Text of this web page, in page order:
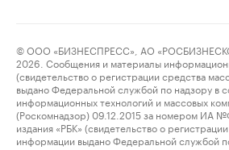
© ООО «БИЗНЕСПРЕСС», АО
2026. Сообщения и материалы
(свидетельство о регистрации средства
выдано Федеральной службой по надзору в
информационных технологий и массовых
(Роскомнадзор) 09.12.2015 за номером ИА
издания «РБК» (свидетельство о
информации выдано Федеральной службой